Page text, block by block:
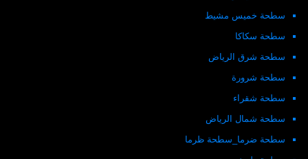
سطحة خميس مشيط
سطحة سكاكا
سطحة شرق الرياض
سطحة شرورة
سطحة شقراء
سطحة شمال الرياض
سطحة ضرما_سطحة ظرما